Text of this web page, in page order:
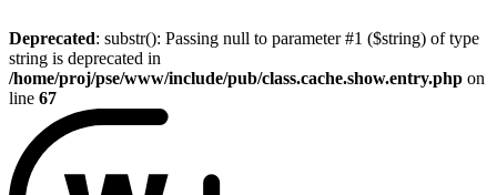
Deprecated: substr(): Passing null to parameter #1 ($string) of type
string is deprecated in
/home/proj/pse/www/include/pub/class.cache.show.entry.php on
line 67